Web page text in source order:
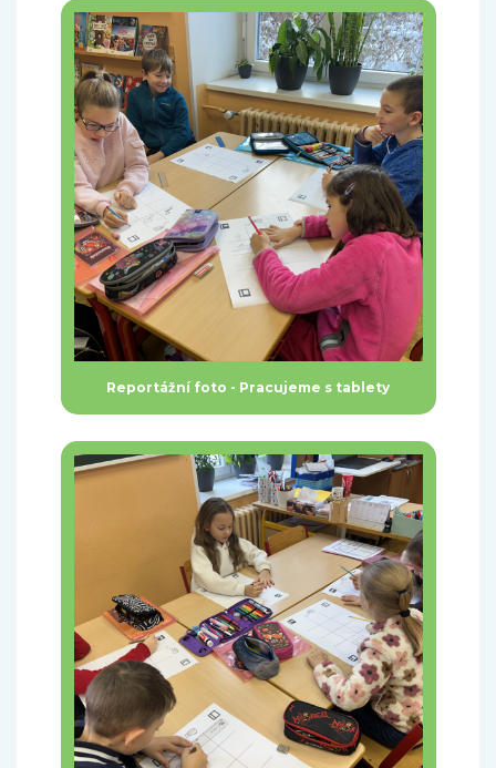
Reportážní foto - Pracujeme s tablety